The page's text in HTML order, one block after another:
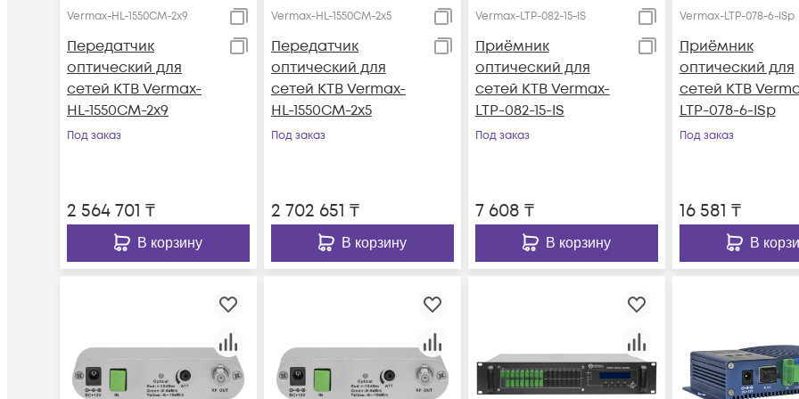
Vermax-HL-1550CM-2x9
Передатчик
оптический для
сетей КТВ Vermax-
HL-1550CM-2x9
Под заказ
2 564 701 ₸
В корзину
Vermax-HL-1550CM-2x5
Передатчик
оптический для
сетей КТВ Vermax-
HL-1550CM-2x5
Под заказ
2 702 651 ₸
В корзину
Vermax-LTP-082-15-IS
Приёмник
оптический для
сетей КТВ Vermax-
LTP-082-15-IS
Под заказ
7 608 ₸
В корзину
Vermax-LTP-078-6-ISp
Приёмник
оптический для
сетей КТВ
LTP-078-6-ISp
Под заказ
16 581 ₸
В